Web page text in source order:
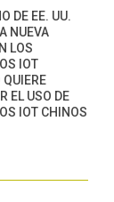
DE EE. UU.
NUEVA
LOS
IOT
QUIERE
EL USO DE
IOT CHINOS